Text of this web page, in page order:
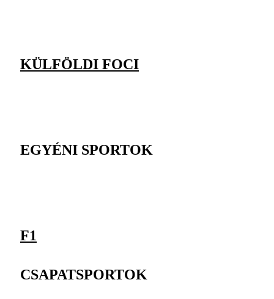
KÜLFÖLDI FOCI
EGYÉNI SPORTOK
F1
CSAPATSPORTOK